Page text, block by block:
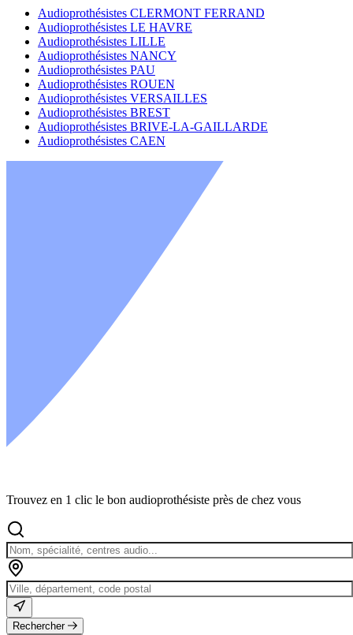
Audioprothésistes CLERMONT FERRAND
Audioprothésistes LE HAVRE
Audioprothésistes LILLE
Audioprothésistes NANCY
Audioprothésistes PAU
Audioprothésistes ROUEN
Audioprothésistes VERSAILLES
Audioprothésistes BREST
Audioprothésistes BRIVE-LA-GAILLARDE
Audioprothésistes CAEN
Trouvez en 1 clic le bon audioprothésiste près de chez vous
Rechercher